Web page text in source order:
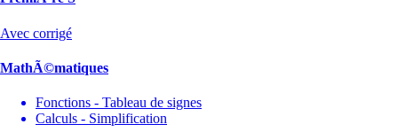
Avec corrigé
MathÃ©matiques
Fonctions - Tableau de signes
Calculs - Simplification